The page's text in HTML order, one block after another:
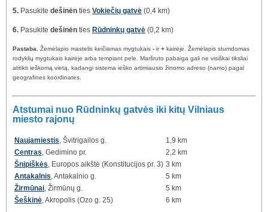
5. Pasukite dešinėn ties Vokiečių gatvė (0,4 km)
6. Pasukite dešinėn ties Rūdninkų gatvė (0,2 km)
Pastaba. Žemėlapio mastelis keičiamas mygtukais - ir+ kairėje. Žemėlapis stumdomas
rodyklių mygtukais kairėje arba tempiant pele. Maršruto pabaiga gali ne visiškai tiksliai
atitikti ieškomą vietą, kadangi sistema ieško artimiausio žinomo adreso (namo) pagal
geografines koordinates.
Atstumai nuo Rūdninkų gatvės iki kitų Vilniaus
miesto rajonų
Naujamiestis , Švitrigailos g.
1,9 km
Centras , Gedimino pr.
2,2 km
Šnipiškės , Europos aikštė (Konstitucijos pr. 3) 3 km
Antakalnis , Antakalnio g.
5 km
Žirmūnai , Žirmūnų g.
5 km
Šeškinė , Akropolis (Ozo g. 25) 6 km